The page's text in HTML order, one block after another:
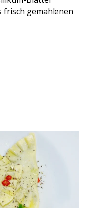
frisch gemahlenen